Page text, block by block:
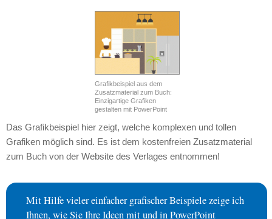
Grafikbeispiel aus dem
Zusatzmaterial zum Buch:
Einzigartige Grafiken
gestalten mit PowerPoint
Das Grafikbeispiel hier zeigt, welche komplexen und tollen
Grafiken möglich sind. Es ist dem kostenfreien Zusatzmaterial
zum Buch von der Website des Verlages entnommen!
Mit Hilfe vieler einfacher grafischer Beispiele zeige ich
Ihnen, wie Sie Ihre Ideen mit und in PowerPoint